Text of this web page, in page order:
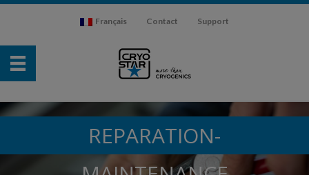
Français Contact Support
REPARATION-